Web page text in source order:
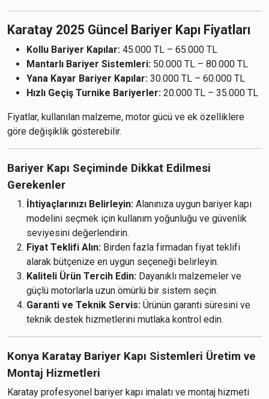
Karatay 2025 Güncel Bariyer Kapı Fiyatları
Kollu Bariyer Kapılar: 45.000 TL – 65.000 TL
Mantarlı Bariyer Sistemleri: 50.000 TL – 80.000 TL
Yana Kayar Bariyer Kapılar: 30.000 TL – 60.000 TL
Hızlı Geçiş Turnike Bariyerler: 20.000 TL – 35.000 TL
Fiyatlar, kullanılan malzeme, motor gücü ve ek özelliklere
göre değişiklik gösterebilir.
Bariyer Kapı Seçiminde Dikkat Edilmesi
Gerekenler
İhtiyaçlarınızı Belirleyin: Alanınıza uygun bariyer kapı
modelini seçmek için kullanım yoğunluğu ve güvenlik
seviyesini değerlendirin.
Fiyat Teklifi Alın: Birden fazla firmadan fiyat teklifi
alarak bütçenize en uygun seçeneği belirleyin.
Kaliteli Ürün Tercih Edin: Dayanıklı malzemeler ve
güçlü motorlarla uzun ömürlü bir sistem seçin.
Garanti ve Teknik Servis: Ürünün garanti süresini ve
teknik destek hizmetlerini mutlaka kontrol edin.
Konya Karatay Bariyer Kapı Sistemleri Üretim ve
Montaj Hizmetleri
Karatay profesyonel bariyer kapı imalatı ve montaj hizmeti